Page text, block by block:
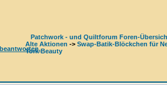
Patchwork - und Quiltforum Foren-
Alte Aktionen -> Swap-Batik-Blöckchen für
York Beauty